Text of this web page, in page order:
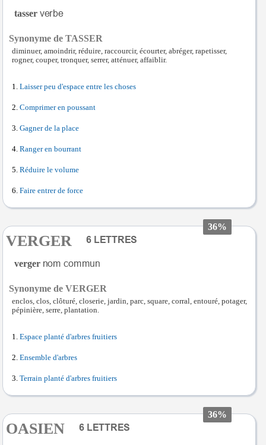
tasser
Synonyme de TASSER
diminuer, amoindrir, réduire, raccourcir, écourter, abréger, rapetisser,
rogner, couper, tronquer, serrer, atténuer, affaiblir.
Laisser peu d'espace entre les choses
Comprimer en poussant
Gagner de la place
Ranger en bourrant
Réduire le volume
Faire entrer de force
36%
VERGER
verger
Synonyme de VERGER
enclos, clos, clôturé, closerie, jardin, parc, square, corral, entouré, potager,
pépinière, serre, plantation.
Espace planté d'arbres fruitiers
Ensemble d'arbres
Terrain planté d'arbres fruitiers
36%
OASIEN